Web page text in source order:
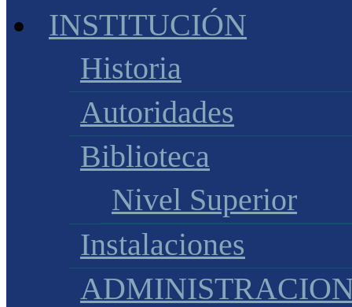
INSTITUCIÓN
Historia
Autoridades
Biblioteca
Nivel Superior
Instalaciones